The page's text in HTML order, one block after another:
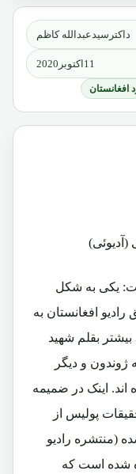
داکترسیدعبدالله کاظم
11اکتوبر2020
افغانستان
یکی به شکل
افغانستان به
بقلم شهید
ژوندون و دیگر
اینک در ضمیمه
پولیس از
(منتشره رادیو
شده است که